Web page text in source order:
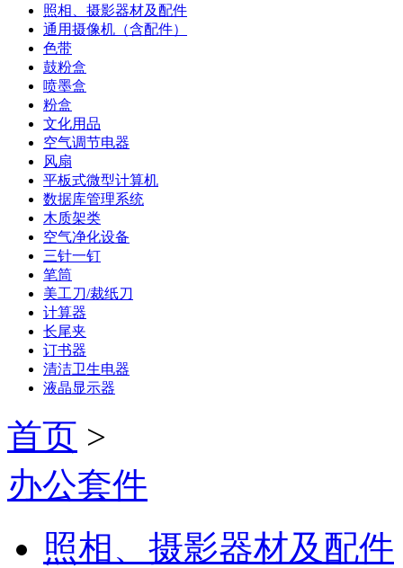
照相、摄影器材及配件
通用摄像机（含配件）
色带
鼓粉盒
喷墨盒
粉盒
文化用品
空气调节电器
风扇
平板式微型计算机
数据库管理系统
木质架类
空气净化设备
三针一钉
笔筒
美工刀/裁纸刀
计算器
长尾夹
订书器
清洁卫生电器
液晶显示器
首页 >
办公套件
照相、摄影器材及配件